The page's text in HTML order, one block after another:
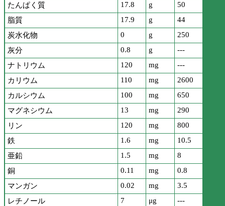
たんぱく質
17.8 g
50
脂質
17.9 g
44
炭水化物
0 g
250
灰分
0.8 g
---
ナトリウム
120 mg
---
カリウム
110 mg
2600
カルシウム
100 mg
650
マグネシウム
13 mg
290
リン
120 mg
800
鉄
1.6 mg
10.5
亜鉛
1.5 mg
8
銅
0.11 mg
0.8
マンガン
0.02 mg
3.5
レチノール
7 μg
---